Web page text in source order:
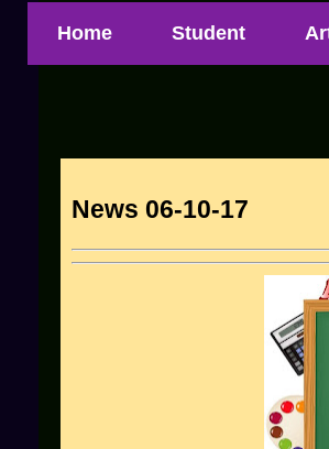
Home Student
News 06-10-17